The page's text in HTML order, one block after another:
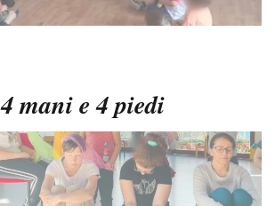
mani e 4 piedi